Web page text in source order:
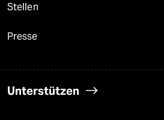
Stellen
Presse
Unterstützen